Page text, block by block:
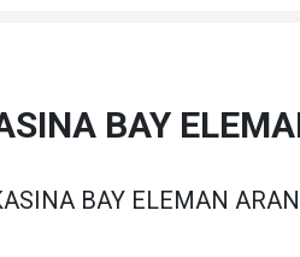
BAY
BAY ELEMAN